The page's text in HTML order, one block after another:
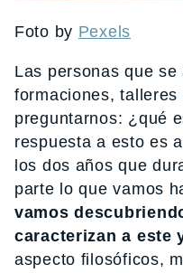
Foto by Pexels
Las personas que
formaciones,
preguntarnos: ¿qué
respuesta a esto es
los dos años que
parte lo que vamos
vamos
caracterizan a este
aspecto filosóficos,